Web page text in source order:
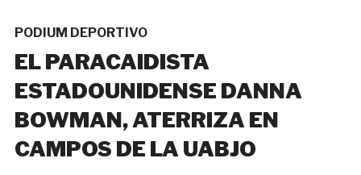
PODIUM DEPORTIVO
EL PARACAIDISTA
ESTADOUNIDENSE DANNA
BOWMAN, ATERRIZA EN
CAMPOS DE LA UABJO